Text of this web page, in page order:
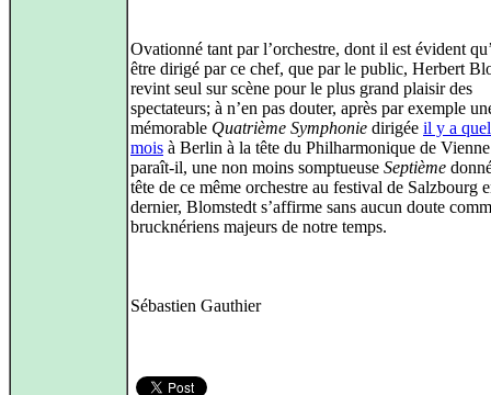
Ovationné tant par l’orchestre, dont il est évident
être dirigé par ce chef, que par le public, Herbert
revint seul sur scène pour le plus grand plaisir des
spectateurs; à n’en pas douter, après par exemple
mémorable Quatrième Symphonie dirigée il y a
mois à Berlin à la tête du Philharmonique de
paraît-il, une non moins somptueuse Septième
tête de ce même orchestre au festival de Salzbourg
dernier, Blomstedt s’affirme sans aucun doute
brucknériens majeurs de notre temps.
Sébastien Gauthier